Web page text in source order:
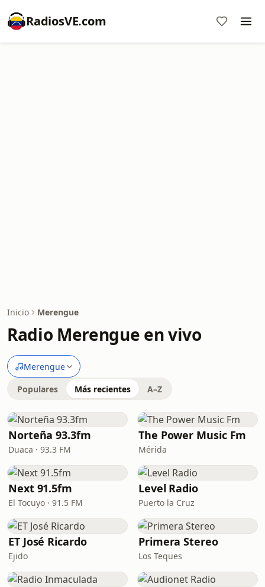
RadiosVE.com
Inicio Merengue
Radio Merengue en vivo
Merengue
Populares Más recientes A–Z
Norteña 93.3fm
Duaca · 93.3 FM
The Power Music Fm
Mérida
Next 91.5fm
El Tocuyo · 91.5 FM
Level Radio
Puerto la Cruz
ET José Ricardo
Ejido
Primera Stereo
Los Teques